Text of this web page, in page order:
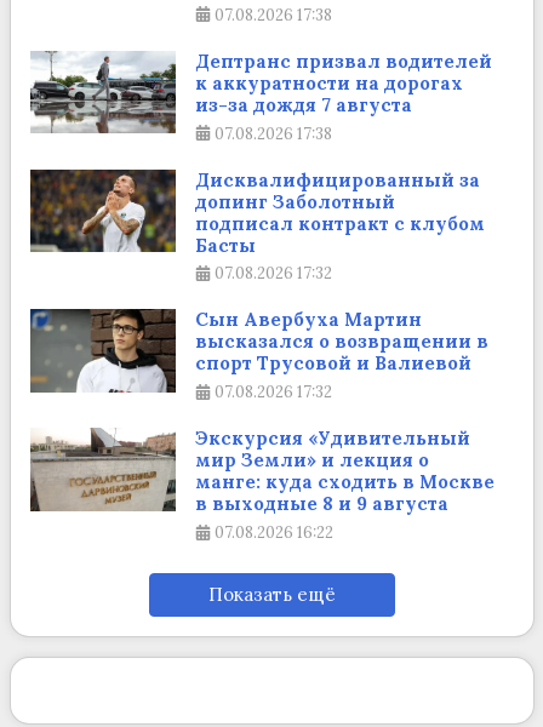
07.08.2026 17:38
Дептранс призвал водителей
к аккуратности на дорогах
из-за дождя 7 августа
07.08.2026 17:38
Дисквалифицированный за
допинг Заболотный
подписал контракт с клубом
Басты
07.08.2026 17:32
Сын Авербуха Мартин
высказался о возвращении в
спорт Трусовой и Валиевой
07.08.2026 17:32
Экскурсия «Удивительный
мир Земли» и лекция о
манге: куда сходить в Москве
в выходные 8 и 9 августа
07.08.2026 16:22
Показать ещё